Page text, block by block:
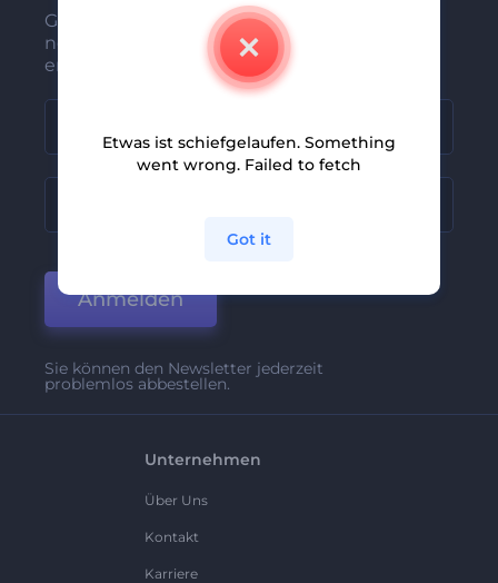
Gehören Sie zu den Ersten, die unsere
neuesten Nachrichten und Angebote
erhalten
Anmelden
Sie können den Newsletter jederzeit
problemlos abbestellen.
Unternehmen
Über Uns
Kontakt
Karriere
Etwas ist schiefgelaufen. Something
went wrong. Failed to fetch
Got it